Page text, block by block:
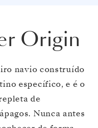
Origin
navio construído
específico, e é o
de
Nunca antes